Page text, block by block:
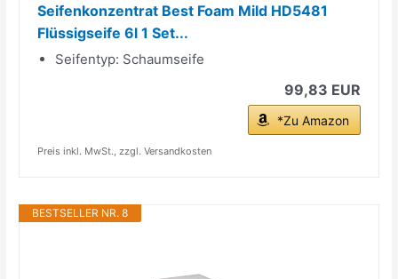
Seifenkonzentrat Best Foam Mild HD5481
Flüssigseife 6l 1 Set...
Seifentyp: Schaumseife
99,83 EUR
*Zu Amazon
Preis inkl. MwSt., zzgl. Versandkosten
BESTSELLER NR. 8